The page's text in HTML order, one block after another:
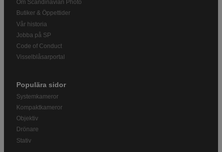
Om Scandinavian Photo
Butiker & Öppettider
Vår historia
Jobba på SP
Code of Conduct
Visselblåsarportal
Populära sidor
Systemkameror
Kompaktkameror
Objektiv
Drönare
Stativ